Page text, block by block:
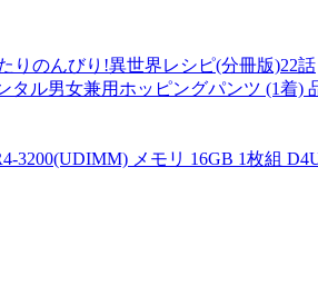
りのんびり!異世界レシピ(分冊版)22話
タル男女兼用ホッピングパンツ (1着)
3200(UDIMM) メモリ 16GB 1枚組